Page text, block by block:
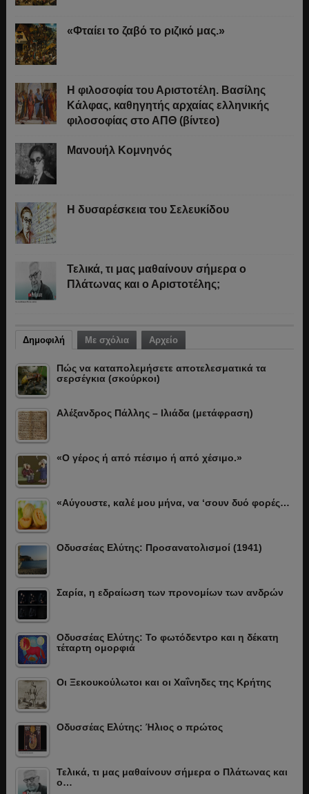
«Φταίει το ζαβό το ριζικό μας.»
Η φιλοσοφία του Αριστοτέλη. Βασίλης
Κάλφας, καθηγητής αρχαίας ελληνικής
φιλοσοφίας στο ΑΠΘ (βίντεο)
Μανουήλ Κομνηνός
Η δυσαρέσκεια του Σελευκίδου
Τελικά, τι μας μαθαίνουν σήμερα ο
Πλάτωνας και ο Αριστοτέλης;
Δημοφιλή Με σχόλια Αρχείο
Πώς να καταπολεμήσετε αποτελεσματικά τα
σερσέγκια (σκούρκοι)
Αλέξανδρος Πάλλης – Ιλιάδα (μετάφραση)
«Ο γέρος ή από πέσιμο ή από χέσιμο.»
«Αύγουστε, καλέ μου μήνα, να ‘σουν δυό φορές…
Οδυσσέας Ελύτης: Προσανατολισμοί (1941)
Σαρία, η εδραίωση των προνομίων των ανδρών
Οδυσσέας Ελύτης: Το φωτόδεντρο και η δέκατη
τέταρτη ομορφιά
Οι Ξεκουκούλωτοι και οι Χαΐνηδες της Κρήτης
Οδυσσέας Ελύτης: Ήλιος ο πρώτος
Τελικά, τι μας μαθαίνουν σήμερα ο Πλάτωνας και
ο…